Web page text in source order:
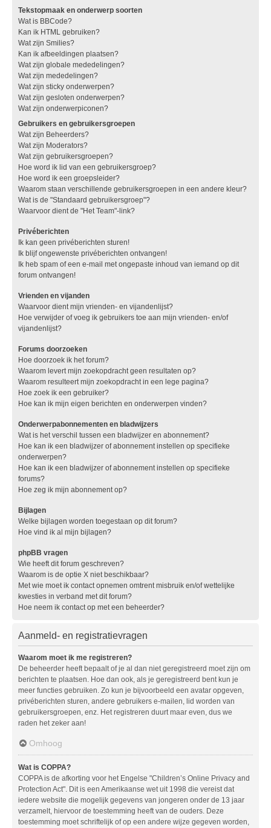
Tekstopmaak en onderwerp soorten
Wat is BBCode?
Kan ik HTML gebruiken?
Wat zijn Smilies?
Kan ik afbeeldingen plaatsen?
Wat zijn globale mededelingen?
Wat zijn mededelingen?
Wat zijn sticky onderwerpen?
Wat zijn gesloten onderwerpen?
Wat zijn onderwerpiconen?
Gebruikers en gebruikersgroepen
Wat zijn Beheerders?
Wat zijn Moderators?
Wat zijn gebruikersgroepen?
Hoe word ik lid van een gebruikersgroep?
Hoe word ik een groepsleider?
Waarom staan verschillende gebruikersgroepen in een andere kleur?
Wat is de "Standaard gebruikersgroep"?
Waarvoor dient de "Het Team"-link?
Privéberichten
Ik kan geen privéberichten sturen!
Ik blijf ongewenste privéberichten ontvangen!
Ik heb spam of een e-mail met ongepaste inhoud van iemand op dit
forum ontvangen!
Vrienden en vijanden
Waarvoor dient mijn vrienden- en vijandenlijst?
Hoe verwijder of voeg ik gebruikers toe aan mijn vrienden- en/of
vijandenlijst?
Forums doorzoeken
Hoe doorzoek ik het forum?
Waarom levert mijn zoekopdracht geen resultaten op?
Waarom resulteert mijn zoekopdracht in een lege pagina?
Hoe zoek ik een gebruiker?
Hoe kan ik mijn eigen berichten en onderwerpen vinden?
Onderwerpabonnementen en bladwijzers
Wat is het verschil tussen een bladwijzer en abonnement?
Hoe kan ik een bladwijzer of abonnement instellen op specifieke
onderwerpen?
Hoe kan ik een bladwijzer of abonnement instellen op specifieke
forums?
Hoe zeg ik mijn abonnement op?
Bijlagen
Welke bijlagen worden toegestaan op dit forum?
Hoe vind ik al mijn bijlagen?
phpBB vragen
Wie heeft dit forum geschreven?
Waarom is de optie X niet beschikbaar?
Met wie moet ik contact opnemen omtrent misbruik en/of wettelijke
kwesties in verband met dit forum?
Hoe neem ik contact op met een beheerder?
Aanmeld- en registratievragen
Waarom moet ik me registreren?
De beheerder heeft bepaalt of je al dan niet geregistreerd moet zijn om
berichten te plaatsen. Hoe dan ook, als je geregistreerd bent kun je
meer functies gebruiken. Zo kun je bijvoorbeeld een avatar opgeven,
privéberichten sturen, andere gebruikers e-mailen, lid worden van
gebruikersgroepen, enz. Het registreren duurt maar even, dus we
raden het zeker aan!
Omhoog
Wat is COPPA?
COPPA is de afkorting voor het Engelse "Children’s Online Privacy and
Protection Act". Dit is een Amerikaanse wet uit 1998 die vereist dat
iedere website die mogelijk gegevens van jongeren onder de 13 jaar
verzamelt, hiervoor de toestemming heeft van de ouders. Deze
toestemming moet schriftelijk of op een andere wijze gegeven worden,